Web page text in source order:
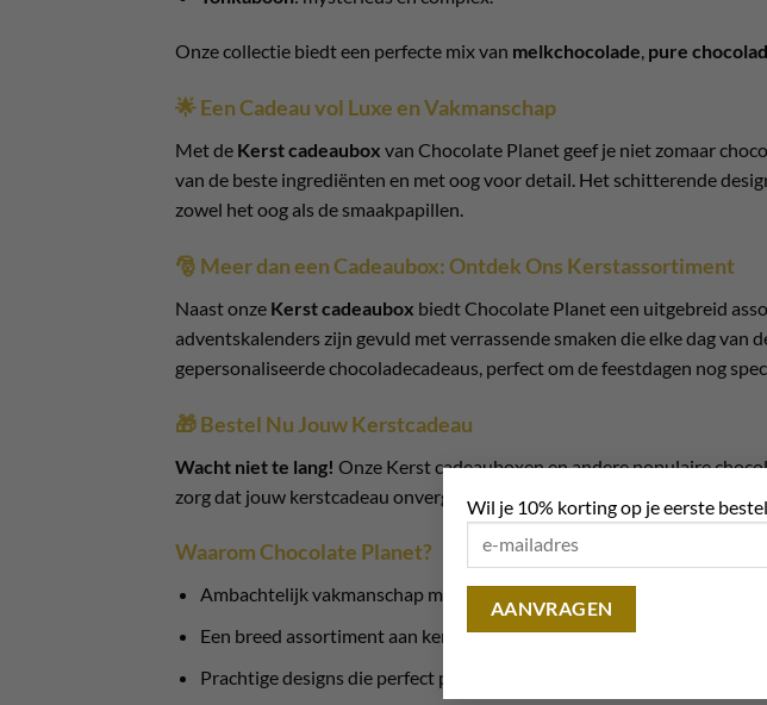
Wil je 10% korting op je eerste
Onze collectie biedt een perfecte mix van melkchocolade, pure
🌟 Een Cadeau vol Luxe en Vakmanschap
Met de Kerst cadeaubox van Chocolate Planet geef je niet zomaar
van de beste ingrediënten en met oog voor detail. Het schitterende
zowel het oog als de smaakpapillen.
🎅 Meer dan een Cadeaubox: Ontdek Ons Kerstassortiment
Naast onze Kerst cadeaubox biedt Chocolate Planet een uitgebreid
adventskalenders zijn gevuld met verrassende smaken die elke dag
gepersonaliseerde chocoladecadeaus, perfect om de feestdagen nog
🎁 Bestel Nu Jouw Kerstcadeau
Wacht niet te lang! Onze Kerst cadeauboxen en andere populaire
zorg dat jouw kerstcadeau onvergetelijk wordt. Of je nu iemand wilt
Waarom Chocolate Planet?
Ambachtelijk vakmanschap met premium ingrediënten.
Een breed assortiment aan kerstspecialiteiten, zoalskerstchocolade
Prachtige designs die perfect passen bij de feestdagen.